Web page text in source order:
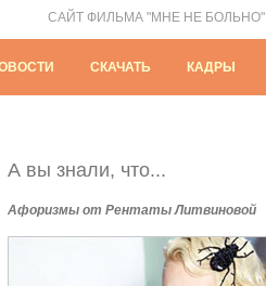
САЙТ ФИЛЬМА "МНЕ НЕ БОЛЬНО"
СКАЧАТЬ КАДРЫ
А вы знали, что...
Афоризмы от Рентаты Литвиновой